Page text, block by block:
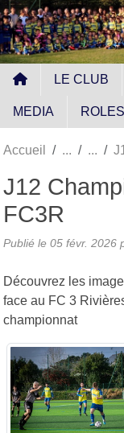
LE CLUB
MEDIA
Accueil
J12
FC3R
Publié le 05 févr. 2026
Découvrez les
face au FC 3
championnat
Panneau de gestion